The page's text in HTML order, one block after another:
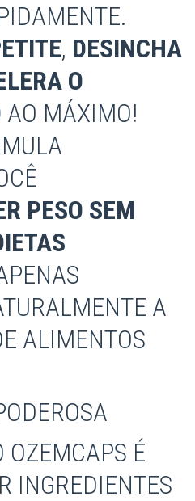
, DESINCHA
O
AO MÁXIMO!
PESO SEM
A
ALIMENTOS
OZEMCAPS É
INGREDIENTES